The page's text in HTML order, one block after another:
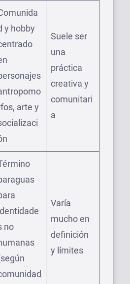
y hobby
arte y
Suele ser
una
práctica
creativa y
comunitari
a
no
Varía
mucho en
definición
y límites